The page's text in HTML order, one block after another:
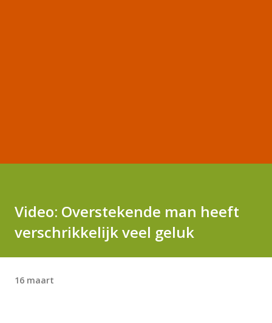
Video: Overstekende man heeft
verschrikkelijk veel geluk
16 maart